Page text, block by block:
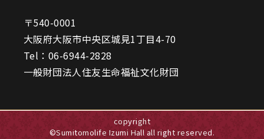
〒540-0001
大阪府大阪市中央区城見1丁目4-70
Tel： 06-6944-2828
一般財団法人住友生命福祉文化財団
copyright
©Sumitomolife Izumi Hall all right reserved.